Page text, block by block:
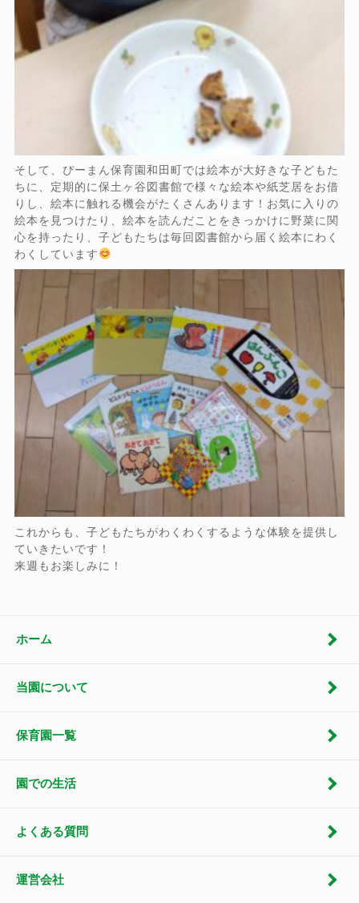
そして、ぴーまん保育園和田町では絵本が大好きな子どもた
ちに、定期的に保土ヶ谷図書館で様々な絵本や紙芝居をお借
りし、絵本に触れる機会がたくさんあります！お気に入りの
絵本を見つけたり、絵本を読んだことをきっかけに野菜に関
心を持ったり、子どもたちは毎回図書館から届く絵本にわく
わくしています
これからも、子どもたちがわくわくするような体験を提供し
ていきたいです！
来週もお楽しみに！
ホーム
当園について
保育園一覧
園での生活
よくある質問
運営会社